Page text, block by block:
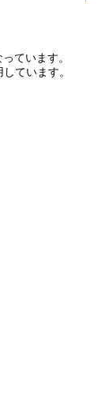
ています。
ています。